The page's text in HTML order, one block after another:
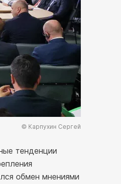
© Карпухин Сергей
тенденции
обмен мнениями